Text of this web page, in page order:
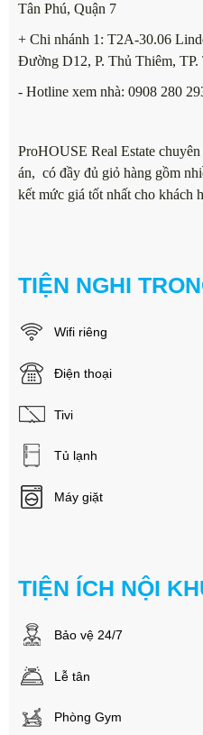
Tân Phú, Quận 7
+ Chi nhánh 1: T2A-30.06
Đường D12, P. Thủ Thiêm,
- Hotline xem nhà: 0908 280
ProHOUSE Real Estate
án, có đầy đủ giỏ hàng gồm
kết mức giá tốt nhất cho khách
TIỆN NGHI
Wifi riêng
Điện thoại
Tivi
Tủ lạnh
Máy giặt
TIỆN ÍCH NỘI
Bảo vệ 24/7
Lễ tân
Phòng Gym